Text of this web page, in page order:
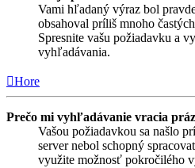
Vami hľadaný výraz bol
obsahoval príliš mnoho
Spresnite vašu požiadavku a
vyhľadávania.
Hore
Prečo mi vyhľadávanie vracia
Vašou požiadavkou sa našlo
server nebol schopný
využite možnosť pokročilého